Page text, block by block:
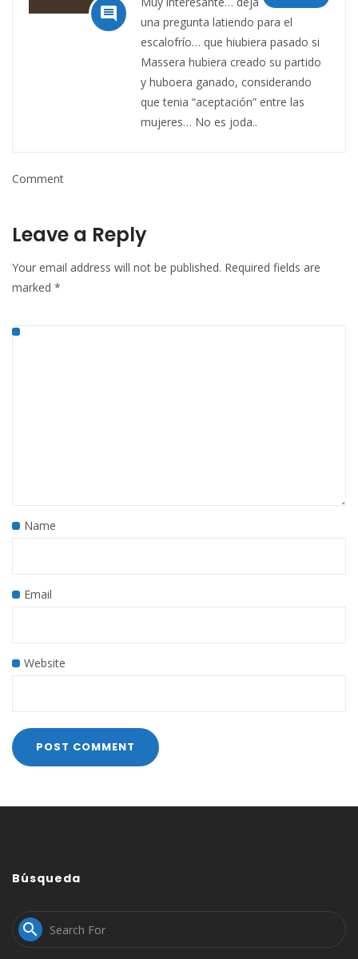

una pregunta latiendo para el
escalofrío… que hiubiera pasado si
Massera hubiera creado su partido
y huboera ganado, considerando
que tenia “aceptación” entre las
mujeres… No es joda..
Comment
Leave a Reply
Your email address will not be published. Required fields are
marked *
Name
Email
Website
Búsqueda
